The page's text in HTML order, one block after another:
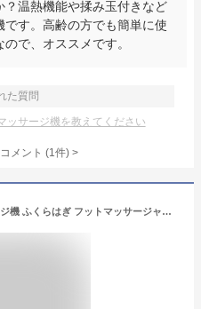
？温熱機能や揉み玉付きなど
す。高齢の方でも簡単に使
で、オススメです。
た質問
ッサージ機を教えてください
メント (1件) >
足裏 マッサージ器 足マッサージ機 ふくらはぎ フットマッサージャー マッサージ 足 マッサージ器 脚 足ツボ 健康 あし